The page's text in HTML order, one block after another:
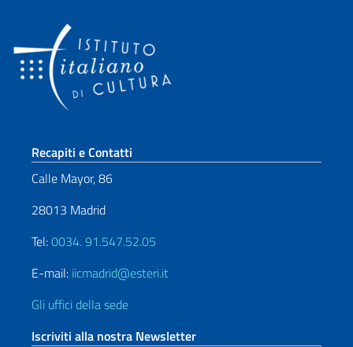
Sezione footer
Recapiti e Contatti
Calle Mayor, 86
28013 Madrid
Tel:0034. 91.547.52.05
E-mail: iicmadrid@esteri.it
Gli uffici della sede
Iscriviti alla nostra Newsletter